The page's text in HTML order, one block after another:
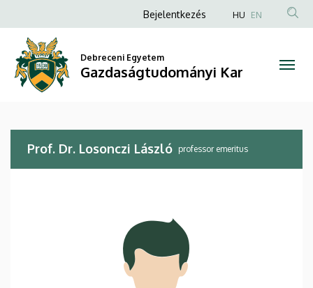
Dr.
Losonczi
László
Gazdaságtudományi
a
tartalomra
Anonim
fiók
menüje
Bejelentkezés HU EN
Debreceni Egyetem
Gazdaságtudományi Kar
Prof. Dr. Losonczi László professor emeritus